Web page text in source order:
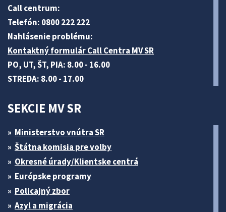
Call centrum:
Telefón: 0800 222 222
Nahlásenie problému:
Kontaktný formulár Call Centra MV SR
PO, UT, ŠT, PIA: 8.00 - 16.00
STREDA: 8.00 - 17.00
SEKCIE MV SR
Ministerstvo vnútra SR
Štátna komisia pre volby
Okresné úrady/Klientske centrá
Európske programy
Policajný zbor
Azyl a migrácia